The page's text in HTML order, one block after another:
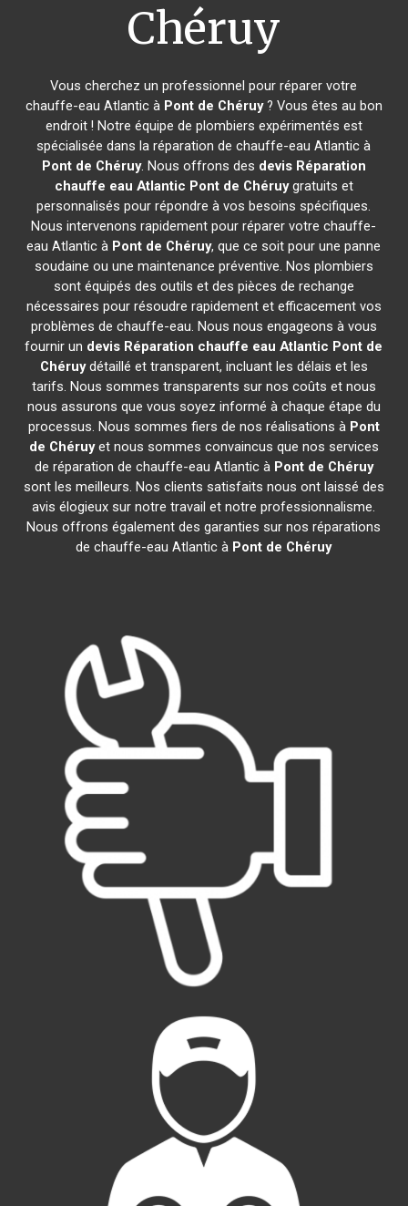
Chéruy
Vous cherchez un professionnel pour réparer votre
chauffe-eau Atlantic à Pont de Chéruy? Vous êtes au bon
endroit ! Notre équipe de plombiers expérimentés est
spécialisée dans la réparation de chauffe-eau Atlantic à
Pont de Chéruy. Nous offrons des devis Réparation
chauffe eau Atlantic Pont de Chéruygratuits et
personnalisés pour répondre à vos besoins spécifiques.
Nous intervenons rapidement pour réparer votre chauffe-
eau Atlantic à Pont de Chéruy, que ce soit pour une panne
soudaine ou une maintenance préventive. Nos plombiers
sont équipés des outils et des pièces de rechange
nécessaires pour résoudre rapidement et efficacement vos
problèmes de chauffe-eau. Nous nous engageons à vous
fournir un devis Réparation chauffe eau Atlantic Pont de
Chéruydétaillé et transparent, incluant les délais et les
tarifs. Nous sommes transparents sur nos coûts et nous
nous assurons que vous soyez informé à chaque étape du
processus. Nous sommes fiers de nos réalisations à Pont
de Chéruyet nous sommes convaincus que nos services
de réparation de chauffe-eau Atlantic à Pont de Chéruy
sont les meilleurs. Nos clients satisfaits nous ont laissé des
avis élogieux sur notre travail et notre professionnalisme.
Nous offrons également des garanties sur nos réparations
de chauffe-eau Atlantic à Pont de Chéruy